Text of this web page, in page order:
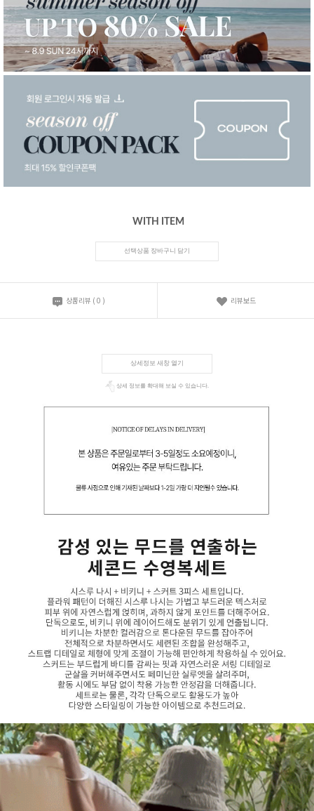
WITH ITEM
선택상품 장바구니 담기
상품리뷰 ( 0 ) 리뷰보드
상세정보 새창 열기
상세 정보를 확대해 보실 수 있습니다.